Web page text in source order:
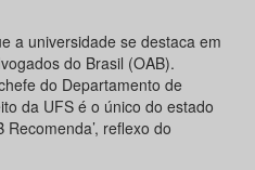
a universidade se destaca em
do Brasil (OAB).
do Departamento de
da UFS é o único do estado
Recomenda’, reflexo do